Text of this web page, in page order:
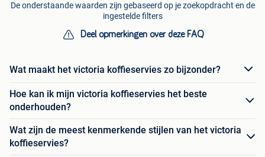
De onderstaande waarden zijn gebaseerd op je zoekopdracht en de
ingestelde filters
Deel opmerkingen over deze FAQ
Wat maakt het victoria koffieservies zo bijzonder?
Hoe kan ik mijn victoria koffieservies het beste
onderhouden?
Wat zijn de meest kenmerkende stijlen van het victoria
koffieservies?